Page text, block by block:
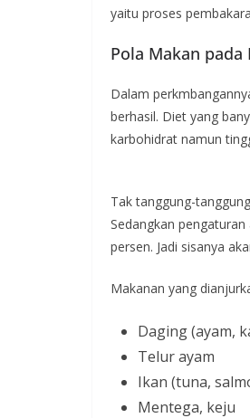
yaitu proses
Pola Makan pada
Dalam
berhasil. Diet yang
karbohidrat namun
Tak tanggung-
Sedangkan
persen. Jadi sisanya
Makanan yang
Daging (ayam,
Telur ayam
Ikan (tuna,
Mentega, keju